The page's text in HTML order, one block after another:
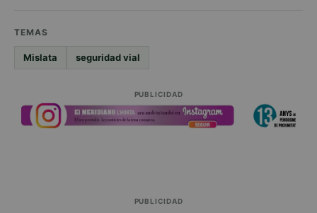
TEMAS
Mislata seguridad vial
PUBLICIDAD
PUBLICIDAD